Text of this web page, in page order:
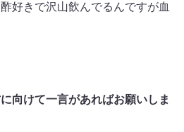
好きで沢山飲んでるんですが血
向けて一言があればお願いしま